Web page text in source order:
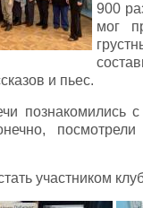
900
мог
и пьес.
познакомились
участником